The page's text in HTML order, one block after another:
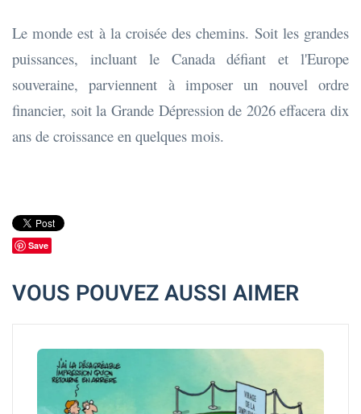
Le monde est à la croisée des chemins. Soit les grandes
puissances, incluant le Canada défiant et l'Europe
souveraine, parviennent à imposer un nouvel ordre
financier, soit la Grande Dépression de 2026 effacera dix
ans de croissance en quelques mois.
Save
VOUS POUVEZ AUSSI AIMER